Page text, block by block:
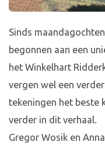
Sinds
begonnen aan een
het Winkelhart
vergen wel een
tekeningen het beste
verder in dit verhaal.
Gregor Wosik en